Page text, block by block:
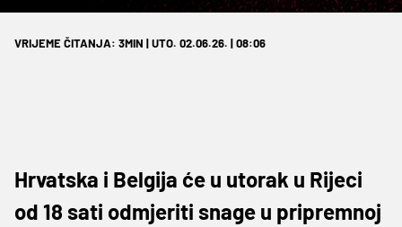
VRIJEME ČITANJA: 3MIN | UTO. 02.06.26. | 08:06
Hrvatska i Belgija će u utorak u Rijeci
od 18 sati odmjeriti snage u pripremnoj